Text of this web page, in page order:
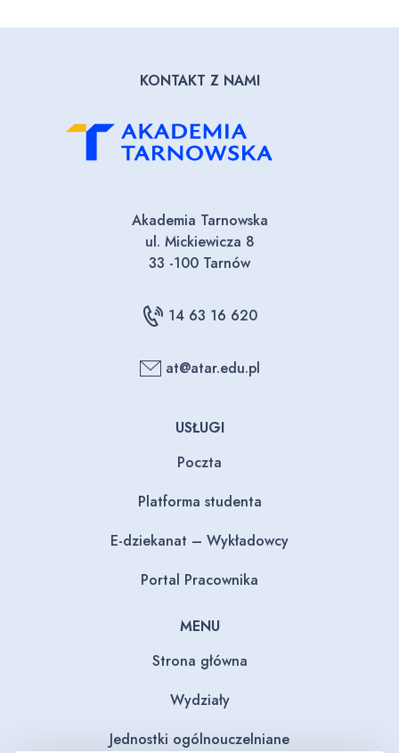
KONTAKT Z NAMI
Akademia Tarnowska
ul. Mickiewicza 8
33 -100 Tarnów
14 63 16 620
at@atar.edu.pl
USŁUGI
Poczta
Platforma studenta
E-dziekanat – Wykładowcy
Portal Pracownika
MENU
Strona główna
Wydziały
Jednostki ogólnouczelniane